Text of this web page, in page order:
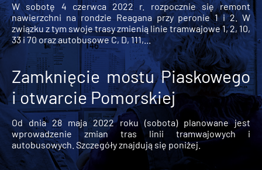
W sobotę 4 czerwca 2022 r. rozpocznie się remont
nawierzchni na rondzie Reagana przy peronie 1 i 2. W
związku z tym swoje trasy zmienią linie tramwajowe 1, 2, 10,
33 i 70 oraz autobusowe C, D, 111,...
Zamknięcie mostu Piaskowego
i otwarcie Pomorskiej
Od dnia 28 maja 2022 roku (sobota) planowane jest
wprowadzenie zmian tras linii tramwajowych i
autobusowych. Szczegóły znajdują się poniżej.